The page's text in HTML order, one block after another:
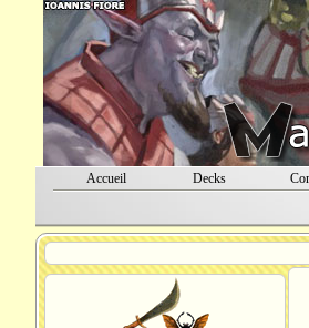
Accueil Decks